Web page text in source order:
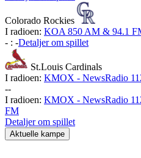
Colorado Rockies
I radioen: KOA 850 AM & 94.1
- : -Detaljer om spillet
St.Louis Cardinals
I radioen: KMOX - NewsRadio
--
I radioen: KMOX - NewsRadio
FM
Detaljer om spillet
Aktuelle kampe